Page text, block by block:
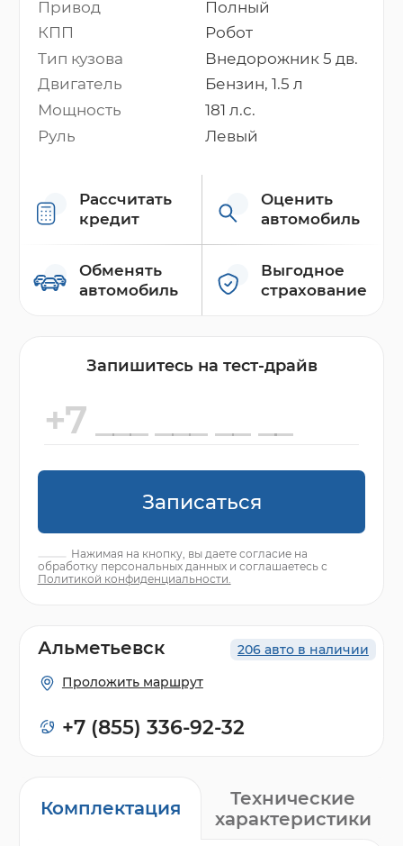
Привод
Полный
КПП
Робот
Тип кузова
Внедорожник 5 дв.
Двигатель
Бензин, 1.5 л
Мощность
181 л.с.
Руль
Левый
Рассчитать
кредит
Оценить
автомобиль
Обменять
автомобиль
Выгодное
страхование
Запишитесь на тест-драйв
Записаться
Нажимая на кнопку, вы даете согласие на
обработку персональных данных и соглашаетесь с
Политикой конфиденциальности.
Комплектация
Технические
характеристики
206 авто в наличии
Альметьевск
Проложить маршрут
+7 (855) 336-92-32